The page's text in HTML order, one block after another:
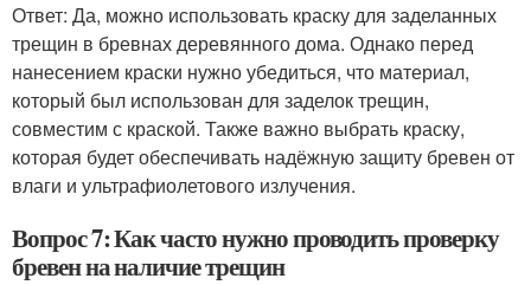
Ответ: Да, можно использовать краску для заделанных
трещин в бревнах деревянного дома. Однако перед
нанесением краски нужно убедиться, что материал,
который был использован для заделок трещин,
совместим с краской. Также важно выбрать краску,
которая будет обеспечивать надёжную защиту бревен от
влаги и ультрафиолетового излучения.
Вопрос 7: Как часто нужно проводить проверку
бревен на наличие трещин